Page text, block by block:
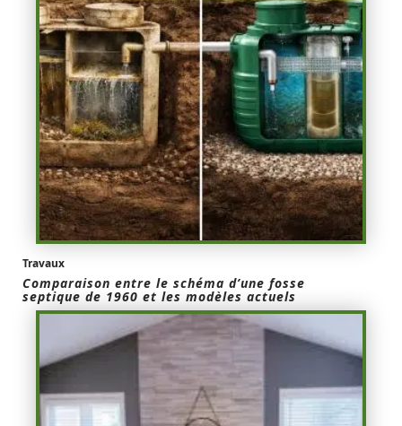
Travaux
Comparaison entre le schéma d’une fosse
septique de 1960 et les modèles actuels